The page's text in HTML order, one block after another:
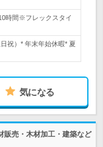
時間※フレックスタイ
祝）* 年末年始休暇* 夏
気になる
販売・木材加工・建築など